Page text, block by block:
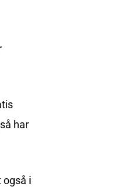
har
også i